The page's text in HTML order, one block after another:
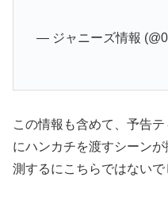
— ジャニーズ情報
この情報も含めて、予告
にハンカチを渡すシーン
測するにこちらではないで